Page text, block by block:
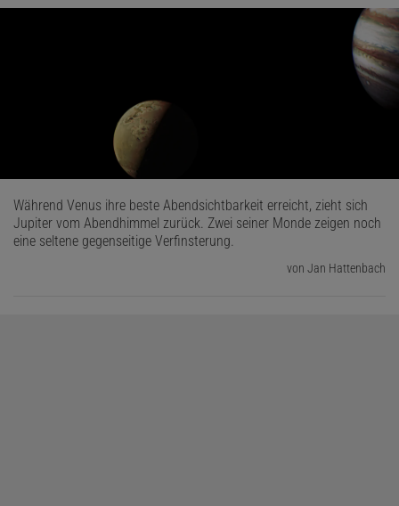
Während Venus ihre beste Abendsichtbarkeit erreicht, zieht sich
Jupiter vom Abendhimmel zurück. Zwei seiner Monde zeigen noch
eine seltene gegenseitige Verfinsterung.
von Jan Hattenbach